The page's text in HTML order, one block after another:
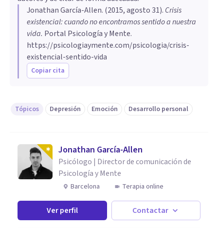
Jonathan García-Allen. (2015, agosto 31). ​Crisis
existencial: cuando no encontramos sentido a nuestra
vida. Portal Psicología y Mente.
https://psicologiaymente.com/psicologia/crisis-
existencial-sentido-vida
Copiar cita
Tópicos Depresión Emoción Desarrollo personal
Jonathan García-Allen
Psicólogo | Director de comunicación de
Psicología y Mente
Barcelona Terapia online
Ver perfil Contactar